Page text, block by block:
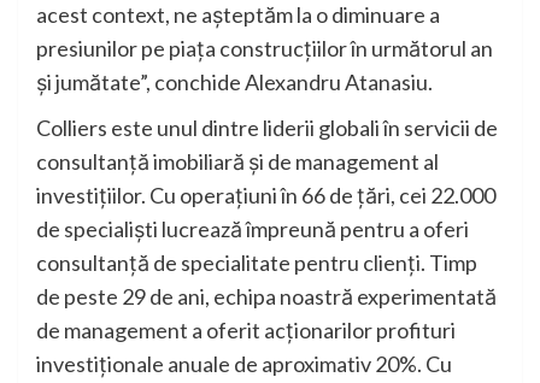
acest context, ne așteptăm la o diminuare a
presiunilor pe piața construcțiilor în următorul an
și jumătate”, conchide Alexandru Atanasiu.
Colliers este unul dintre liderii globali în servicii de
consultanță imobiliară și de management al
investițiilor. Cu operațiuni în 66 de țări, cei 22.000
de specialiști lucrează împreună pentru a oferi
consultanță de specialitate pentru clienți. Timp
de peste 29 de ani, echipa noastră experimentată
de management a oferit acționarilor profituri
investiționale anuale de aproximativ 20%. Cu